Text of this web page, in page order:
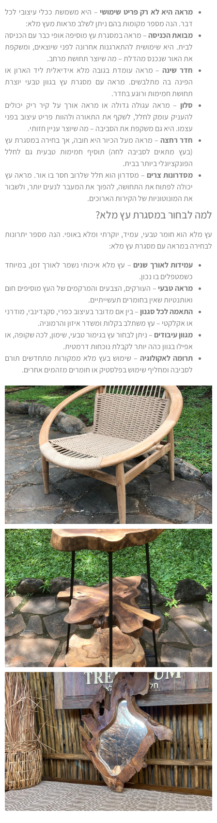
מראה היא לא רק פריט שימושי – היא משמשת ככלי עיצובי לכל
דבר. הנה מספר מקומות בהם ניתן לשלב מראות מעץ מלא:
מבואת הכניסה– מראה במסגרת עץ מוסיפה אופי כבר עם הכניסה
לבית. היא שימושית להתארגנות אחרונה לפני שיוצאים, ומשקפת
את האור שנכנס מהדלת – מה שיוצר תחושת מרחב.
חדר שינה– מראה עומדת בגובה מלא אידיאלית ליד הארון או
הפינה בה מתלבשים. מראה עם מסגרת עץ בגוון טבעי יוצרת
תחושת חמימות ורוגע בחדר.
סלון – מראה עגולה גדולה או מראה אורך על קיר ריק יכולים
להעניק עומק לחלל, לשקף את התאורה ולהוות פריט עיצוב בפני
עצמו. היא גם משקפת את הסביבה – מה שיוצר עניין חזותי.
חדר רחצה– מראה מעל הכיור היא חובה, אך בחירה במסגרת עץ
(בעץ מתאים לסביבה לחה) תוסיף חמימות טבעית גם לחלל
הפונקציונלי ביותר בבית.
מסדרונות צרים – מסדרון הוא חלל שלרוב חסר בו אור. מראה עץ
יכולה לפתוח את התחושה, להפוך את המעבר לנעים יותר, ולשבור
את המונוטוניות של הקירות הארוכים.
למה לבחור במסגרת עץ מלא?
עץ מלא הוא חומר טבעי, עמיד, יוקרתי ומלא באופי. הנה מספר יתרונות
לבחירה במראה עם מסגרת עץ מלא:
עמידות לאורך שנים – עץ מלא איכותי נשמר לאורך זמן, במיוחד
כשמטפלים בו נכון.
מראה טבעי – העורקים, הצבעים והמרקמים של העץ מוסיפים חום
ואותנטיות שאין בחומרים תעשייתיים.
התאמה לכל סגנון – בין אם מדובר בעיצוב כפרי, סקנדינבי, מודרני
או אקלקטי – עץ משתלב בקלות ומשדר איזון והרמוניה.
מגוון עיבודים – ניתן לבחור עץ בגימור טבעי, שימון, לכה שקופה, או
אפילו בגוון כהה יותר לקבלת נוכחות דרמטית.
תרומה לאקולוגיה – שימוש בעץ מלא ממקורות מתחדשים תורם
לסביבה ומחליף שימוש בפלסטיק או חומרים מזהמים אחרים.